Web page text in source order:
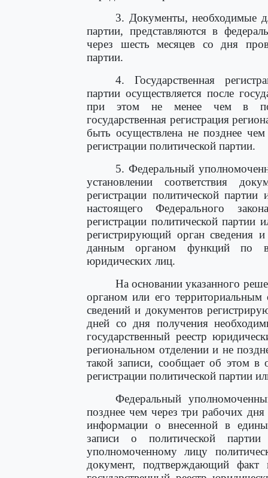
3. Документы, необходимые
партии, представляются в
через шесть месяцев со дня
партии.
4. Государственная
партии осуществляется после
при этом не менее чем в
государственная регистрация
быть осуществлена не позднее
регистрации политической партии.
5. Федеральный
установлении соответствия
регистрации политической партии
настоящего Федерального
регистрации политической партии
регистрирующий орган сведения
данным органом функций по
юридических лиц.
На основании указанного
органом или его
сведений и документов
дней со дня получения
государственный реестр
региональном отделении и не
такой записи, сообщает об этом в
регистрации политической партии
Федеральный
позднее чем через три рабочих
информации о внесенной в
записи о политической
уполномоченному лицу
документ, подтверждающий факт